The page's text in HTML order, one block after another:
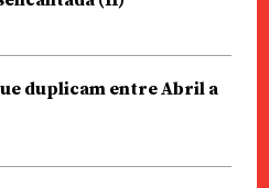
duplicam entre Abril a